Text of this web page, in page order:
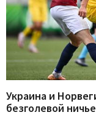
Украина и
безголевой